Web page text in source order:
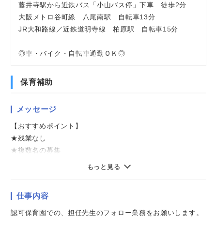
藤井寺駅から近鉄バス「小山バス停」下車 徒歩2分
大阪メトロ谷町線 八尾南駅 自転車13分
JR大和路線／近鉄道明寺線 柏原駅 自転車15分
◎車・バイク・自転車通勤ＯＫ◎
保育補助
メッセージ
【おすすめポイント】
★残業なし
★複数名の募集
気になることやご質問はお問い合わせだけも大歓迎☆彡
ご応募心よりお待ちしております（・ω・）ノ
もっと見る
仕事内容
認可保育園での、担任先生のフォロー業務をお願いします。